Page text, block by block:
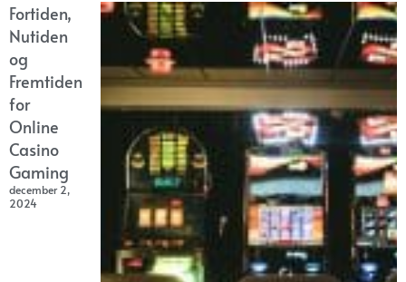
Fortiden,
Nutiden
og
Fremtiden
for
Online
Casino
Gaming
december 2,
2024